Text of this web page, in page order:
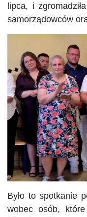
lipca, i
samorządowców
Było to spotkanie
wobec osób,